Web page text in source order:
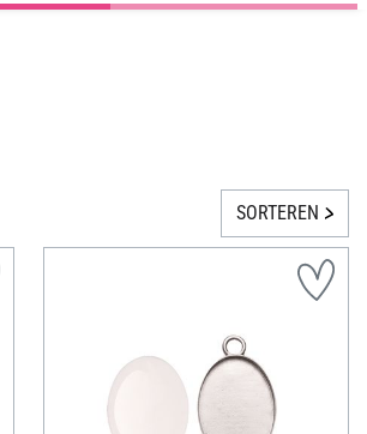
SORTEREN